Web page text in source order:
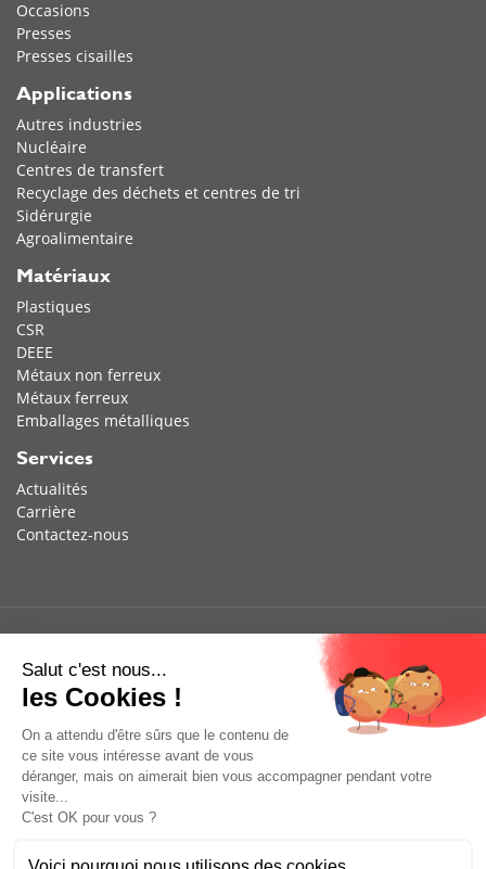
Occasions
Presses
Presses cisailles
Applications
Autres industries
Nucléaire
Centres de transfert
Recyclage des déchets et centres de tri
Sidérurgie
Agroalimentaire
Matériaux
Plastiques
CSR
DEEE
Métaux non ferreux
Métaux ferreux
Emballages métalliques
Services
Actualités
Carrière
Contactez-nous
Salut c'est nous...
les Cookies !
On a attendu d'être sûrs que le contenu de
ce site vous intéresse avant de vous
déranger, mais on aimerait bien vous accompagner pendant votre
visite...
C'est OK pour vous ?